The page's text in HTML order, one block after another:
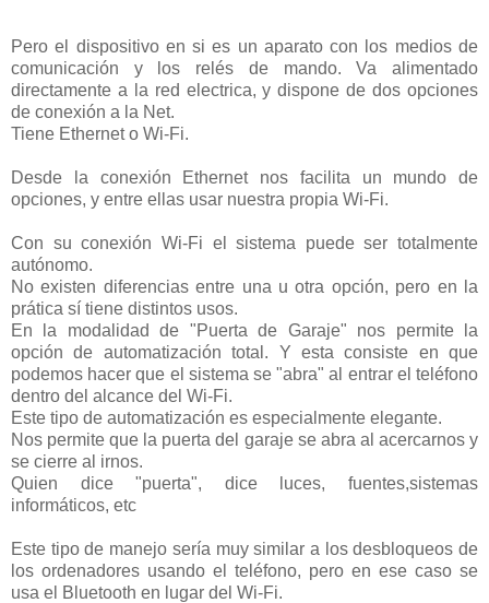
Pero el dispositivo en si es un aparato con los medios de
comunicación y los relés de mando. Va alimentado
directamente a la red electrica, y dispone de dos opciones
de conexión a la Net.
Tiene Ethernet o Wi-Fi.
Desde la conexión Ethernet nos facilita un mundo de
opciones, y entre ellas usar nuestra propia Wi-Fi.
Con su conexión Wi-Fi el sistema puede ser totalmente
autónomo.
No existen diferencias entre una u otra opción, pero en la
prática sí tiene distintos usos.
En la modalidad de "Puerta de Garaje" nos permite la
opción de automatización total. Y esta consiste en que
podemos hacer que el sistema se "abra" al entrar el teléfono
dentro del alcance del Wi-Fi.
Este tipo de automatización es especialmente elegante.
Nos permite que la puerta del garaje se abra al acercarnos y
se cierre al irnos.
Quien dice "puerta", dice luces, fuentes,sistemas
informáticos, etc
Este tipo de manejo sería muy similar a los desbloqueos de
los ordenadores usando el teléfono, pero en ese caso se
usa el Bluetooth en lugar del Wi-Fi.